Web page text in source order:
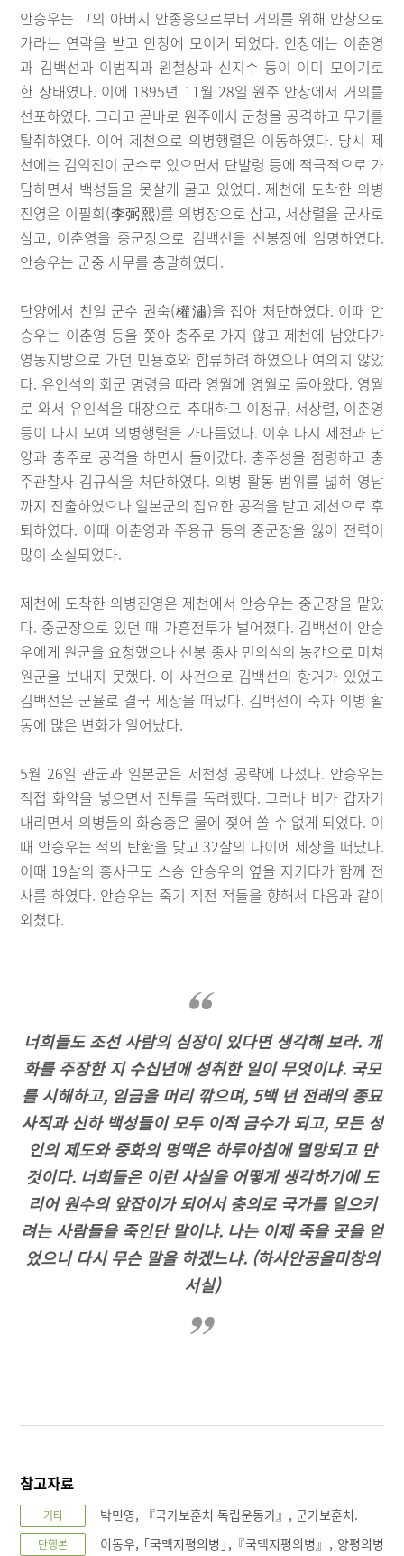
안승우는 그의 아버지 안종응으로부터 거의를 위해 안창으로
가라는 연락을 받고 안창에 모이게 되었다. 안창에는 이춘영
과 김백선과 이범직과 원철상과 신지수 등이 이미 모이기로
한 상태였다. 이에 1895년 11월 28일 원주 안창에서 거의를
선포하였다. 그리고 곧바로 원주에서 군청을 공격하고 무기를
탈취하였다. 이어 제천으로 의병행렬은 이동하였다. 당시 제
천에는 김익진이 군수로 있으면서 단발령 등에 적극적으로 가
담하면서 백성들을 못살게 굴고 있었다. 제천에 도착한 의병
진영은 이필희(李弼熙)를 의병장으로 삼고, 서상렬을 군사로
삼고, 이춘영을 중군장으로 김백선을 선봉장에 임명하였다.
안승우는 군중 사무를 총괄하였다.
단양에서 친일 군수 권숙(權潚)을 잡아 처단하였다. 이때 안
승우는 이춘영 등을 쫒아 충주로 가지 않고 제천에 남았다가
영동지방으로 가던 민용호와 합류하려 하였으나 여의치 않았
다. 유인석의 회군 명령을 따라 영월에 영월로 돌아왔다. 영월
로 와서 유인석을 대장으로 추대하고 이정규, 서상렬, 이춘영
등이 다시 모여 의병행렬을 가다듬었다. 이후 다시 제천과 단
양과 충주로 공격을 하면서 들어갔다. 충주성을 점령하고 충
주관찰사 김규식을 처단하였다. 의병 활동 범위를 넓혀 영남
까지 진출하였으나 일본군의 집요한 공격을 받고 제천으로 후
퇴하였다. 이때 이춘영과 주용규 등의 중군장을 잃어 전력이
많이 소실되었다.
제천에 도착한 의병진영은 제천에서 안승우는 중군장을 맡았
다. 중군장으로 있던 때 가흥전투가 벌어졌다. 김백선이 안승
우에게 원군을 요청했으나 선봉 종사 민의식의 농간으로 미쳐
원군을 보내지 못했다. 이 사건으로 김백선의 항거가 있었고
김백선은 군율로 결국 세상을 떠났다. 김백선이 죽자 의병 활
동에 많은 변화가 일어났다.
5월 26일 관군과 일본군은 제천성 공략에 나섰다. 안승우는
직접 화약을 넣으면서 전투를 독려했다. 그러나 비가 갑자기
내리면서 의병들의 화승총은 물에 젖어 쏠 수 없게 되었다. 이
때 안승우는 적의 탄환을 맞고 32살의 나이에 세상을 떠났다.
이때 19살의 홍사구도 스승 안승우의 옆을 지키다가 함께 전
사를 하였다. 안승우는 죽기 직전 적들을 향해서 다음과 같이
외쳤다.
너희들도 조선 사람의 심장이 있다면 생각해 보라. 개
화를 주장한 지 수십년에 성취한 일이 무엇이냐. 국모
를 시해하고, 임금을 머리 깎으며, 5백 년 전래의 종묘
사직과 신하 백성들이 모두 이적 금수가 되고, 모든 성
인의 제도와 중화의 명맥은 하루아침에 멸망되고 만
것이다. 너희들은 이런 사실을 어떻게 생각하기에 도
리어 원수의 앞잡이가 되어서 충의로 국가를 일으키
려는 사람들을 죽인단 말이냐. 나는 이제 죽을 곳을 얻
었으니 다시 무슨 말을 하겠느냐. (하사안공을미창의
서실)
참고자료
기타 박민영, 『국가보훈처 독립운동가』, 군가보훈처.
단행본
이동우, ｢국맥지평의병｣,『국맥지평의병』, 양평의병